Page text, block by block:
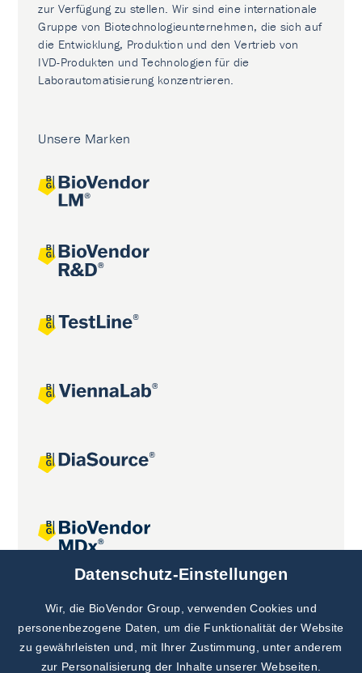
zur Verfügung zu stellen. Wir sind eine internationale
Gruppe von Biotechnologieunternehmen, die sich auf
die Entwicklung, Produktion und den Vertrieb von
IVD-Produkten und Technologien für die
Laborautomatisierung konzentrieren.
Unsere Marken
Datenschutz-Einstellungen
Wir, die BioVendor Group, verwenden Cookies und
personenbezogene Daten, um die Funktionalität der Website
zu gewährleisten und, mit Ihrer Zustimmung, unter anderem
zur Personalisierung der Inhalte unserer Webseiten.